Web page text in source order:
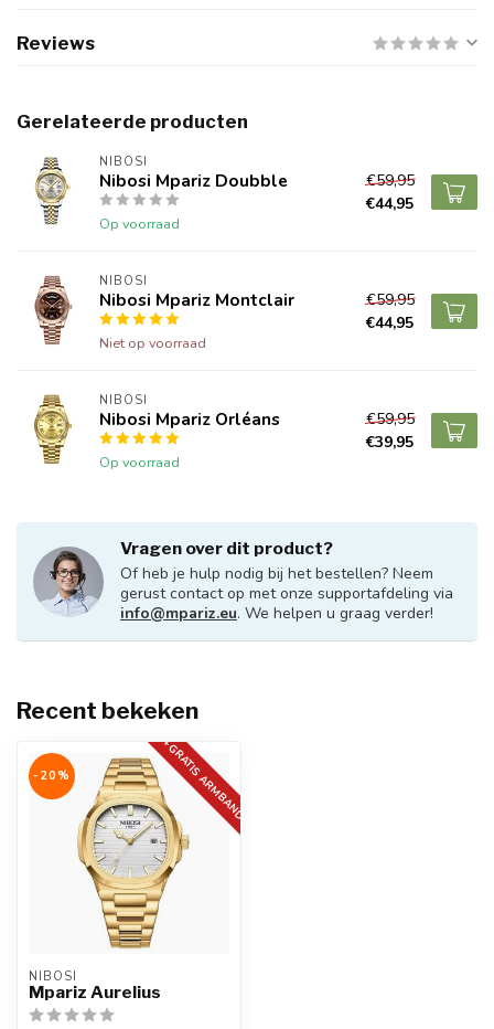
Reviews
Gerelateerde producten
NIBOSI
Nibosi Mpariz Doubble
Op voorraad
€59,95
€44,95
NIBOSI
Nibosi Mpariz Montclair
Niet op voorraad
€59,95
€44,95
NIBOSI
Nibosi Mpariz Orléans
Op voorraad
€59,95
€39,95
Vragen over dit product?
Of heb je hulp nodig bij het bestellen? Neem
gerust contact op met onze supportafdeling via
info@mpariz.eu. We helpen u graag verder!
Recent bekeken
+GRATIS ARMBAND
-20%
NIBOSI
Mpariz Aurelius